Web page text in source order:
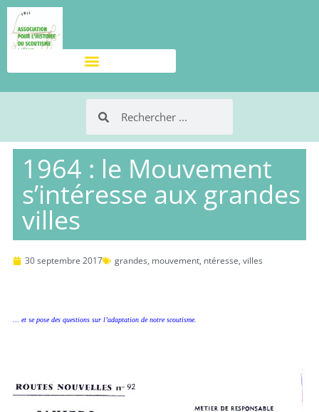
1964 : le Mouvement
s’intéresse aux grandes
villes
30 septembre 2017 grandes, mouvement, ntéresse, villes
… et se pose des questions sur l’adaptation de notre scoutisme.